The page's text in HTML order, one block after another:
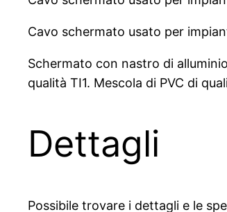
Cavo schermato usato per
Schermato con nastro di
qualità TI1. Mescola di PVC di
Dettagli
Possibile trovare i dettagli e le